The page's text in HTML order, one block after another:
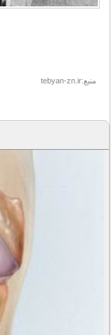
منبع:tebyan-zn.ir